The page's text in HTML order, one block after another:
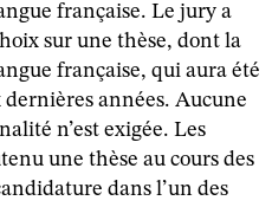
française. Le jury a
sur une thèse, dont la
française, qui aura été
dernières années. Aucune
n’est exigée. Les
une thèse au cours des
dans l’un des